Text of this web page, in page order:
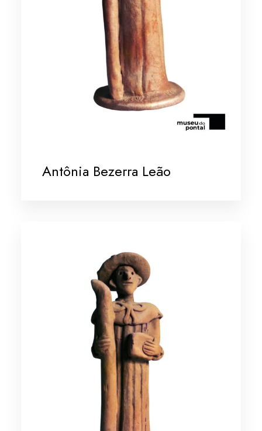
Antônia Bezerra Leão